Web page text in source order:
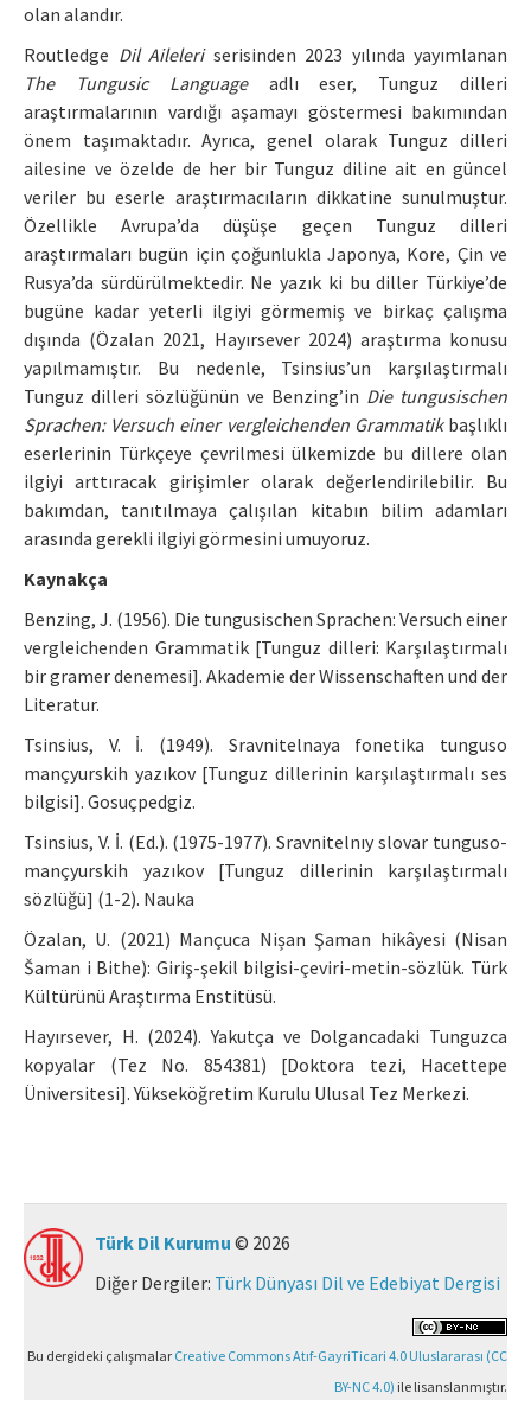
olan alandır.
Routledge Dil Aileleriserisinden 2023 yılında yayımlanan
The Tungusic Languageadlı eser, Tunguz dilleri
araştırmalarının vardığı aşamayı göstermesi bakımından
önem taşımaktadır. Ayrıca, genel olarak Tunguz dilleri
ailesine ve özelde de her bir Tunguz diline ait en güncel
veriler bu eserle araştırmacıların dikkatine sunulmuştur.
Özellikle Avrupa’da düşüşe geçen Tunguz dilleri
araştırmaları bugün için çoğunlukla Japonya, Kore, Çin ve
Rusya’da sürdürülmektedir. Ne yazık ki bu diller Türkiye’de
bugüne kadar yeterli ilgiyi görmemiş ve birkaç çalışma
dışında (Özalan 2021, Hayırsever 2024) araştırma konusu
yapılmamıştır. Bu nedenle, Tsinsius’un karşılaştırmalı
Tunguz dilleri sözlüğünün ve Benzing’in Die tungusischen
Sprachen: Versuch einer vergleichenden Grammatikbaşlıklı
eserlerinin Türkçeye çevrilmesi ülkemizde bu dillere olan
ilgiyi arttıracak girişimler olarak değerlendirilebilir. Bu
bakımdan, tanıtılmaya çalışılan kitabın bilim adamları
arasında gerekli ilgiyi görmesini umuyoruz.
Kaynakça
Benzing, J. (1956). Die tungusischen Sprachen: Versuch einer
vergleichenden Grammatik [Tunguz dilleri: Karşılaştırmalı
bir gramer denemesi]. Akademie der Wissenschaften und der
Literatur.
Tsinsius, V. İ. (1949). Sravnitelnaya fonetika tunguso
mançyurskih yazıkov [Tunguz dillerinin karşılaştırmalı ses
bilgisi]. Gosuçpedgiz.
Tsinsius, V. İ. (Ed.). (1975-1977). Sravnitelnıy slovar tunguso-
mançyurskih yazıkov [Tunguz dillerinin karşılaştırmalı
sözlüğü] (1-2). Nauka
Özalan, U. (2021) Mançuca Nișan Şaman hikâyesi (Nisan
Šaman i Bithe): Giriş-şekil bilgisi-çeviri-metin-sözlük. Türk
Kültürünü Araştırma Enstitüsü.
Hayırsever, H. (2024). Yakutça ve Dolgancadaki Tunguzca
kopyalar (Tez No. 854381) [Doktora tezi, Hacettepe
Üniversitesi]. Yükseköğretim Kurulu Ulusal Tez Merkezi.
Türk Dil Kurumu © 2026
Diğer Dergiler: Türk Dünyası Dil ve Edebiyat Dergisi
Bu dergideki çalışmalar Creative Commons Atıf-GayriTicari 4.0 Uluslararası (CC
BY-NC 4.0) ile lisanslanmıştır.